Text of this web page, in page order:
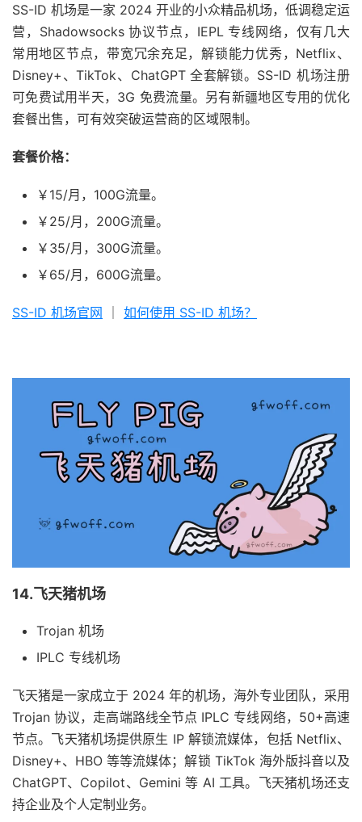
SS-ID 机场是一家 2024 开业的小众精品机场，低调稳定运
营，Shadowsocks 协议节点，IEPL 专线网络，仅有几大
常用地区节点，带宽冗余充足，解锁能力优秀，Netflix、
Disney+、TikTok、ChatGPT 全套解锁。SS-ID 机场注册
可免费试用半天，3G 免费流量。另有新疆地区专用的优化
套餐出售，可有效突破运营商的区域限制。
套餐价格：
￥15/月，100G流量。
￥25/月，200G流量。
￥35/月，300G流量。
￥65/月，600G流量。
SS-ID 机场官网 如何使用 SS-ID 机场？
14.飞天猪机场
Trojan 机场
IPLC 专线机场
飞天猪是一家成立于 2024 年的机场，海外专业团队，采用
Trojan 协议，走高端路线全节点 IPLC 专线网络，50+高速
节点。飞天猪机场提供原生 IP 解锁流媒体，包括 Netflix、
Disney+、HBO 等等流媒体；解锁 TikTok 海外版抖音以及
ChatGPT、Copilot、Gemini 等 AI 工具。飞天猪机场还支
持企业及个人定制业务。